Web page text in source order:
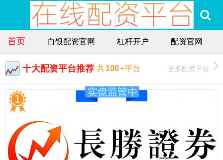
首页 白银配资官网 杠杆开户 配资官网
十大配资平台推荐 共100+平台 更多配资平台